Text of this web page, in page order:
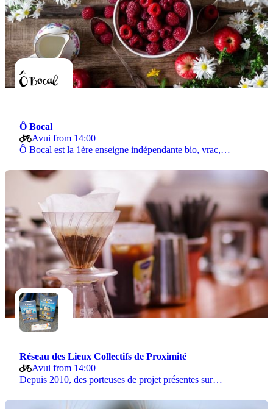
Ô Bocal
Avui from 14:00
Ô Bocal est la 1ère enseigne indépendante bio, vrac,…
Réseau des Lieux Collectifs de Proximité
Avui from 14:00
Depuis 2010, des porteuses de projet présentes sur…